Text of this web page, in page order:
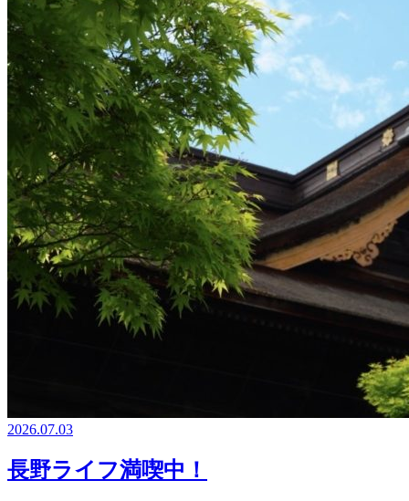
2026.07.03
長野ライフ満喫中！